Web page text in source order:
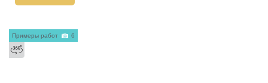
Примеры работ 6